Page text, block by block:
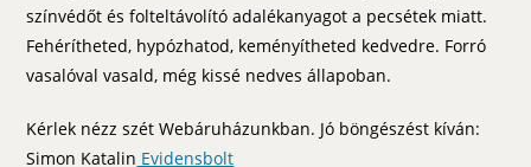
színvédőt és folteltávolító adalékanyagot a pecsétek miatt.
Fehérítheted, hypózhatod, keményítheted kedvedre. Forró
vasalóval vasald, még kissé nedves állapoban.
Kérlek nézz szét Webáruházunkban. Jó böngészést kíván:
Simon Katalin Evidensbolt